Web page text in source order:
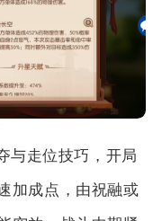
与走位技巧，开局
加成点，由祝融或